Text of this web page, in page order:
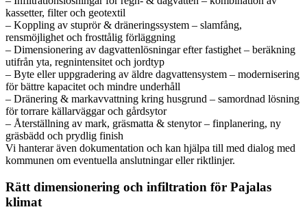
kassetter, filter och geotextil
– Koppling av stuprör & dräneringssystem – slamfång,
rensmöjlighet och frosttålig förläggning
– Dimensionering av dagvattenlösningar efter fastighet – beräkning
utifrån yta, regnintensitet och jordtyp
– Byte eller uppgradering av äldre dagvattensystem – modernisering
för bättre kapacitet och mindre underhåll
– Dränering & markavvattning kring husgrund – samordnad lösning
för torrare källarväggar och gårdsytor
– Återställning av mark, gräsmatta & stenytor – finplanering, ny
gräsbädd och prydlig finish
Vi hanterar även dokumentation och kan hjälpa till med dialog med
kommunen om eventuella anslutningar eller riktlinjer.
Rätt dimensionering och infiltration för Pajalas
klimat